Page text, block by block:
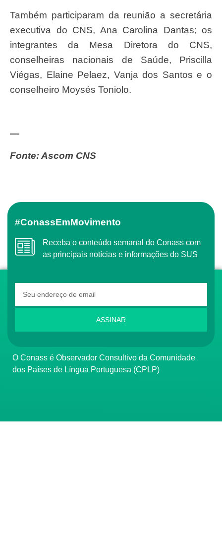
Também participaram da reunião a secretária
executiva do CNS, Ana Carolina Dantas; os
integrantes da Mesa Diretora do CNS,
conselheiras nacionais de Saúde, Priscilla
Viégas, Elaine Pelaez, Vanja dos Santos e o
conselheiro Moysés Toniolo.
—
Fonte: Ascom CNS
#ConassEmMovimento
Receba o conteúdo semanal do Conass com
as principais notícias e informações do SUS
ASSINAR
O Conass é Observador Consultivo da Comunidade
dos Países de Língua Portuguesa (CPLP)